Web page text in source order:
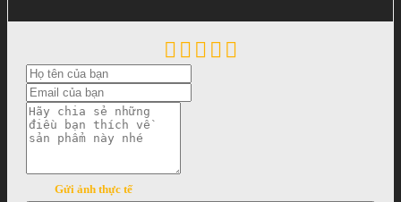
Gửi ảnh thực tế